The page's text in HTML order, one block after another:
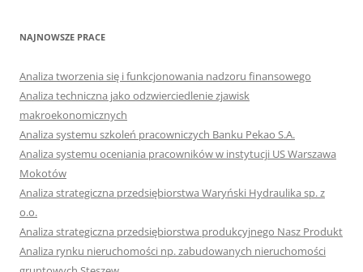
NAJNOWSZE PRACE
Analiza tworzenia się i funkcjonowania nadzoru finansowego
Analiza techniczna jako odzwierciedlenie zjawisk
makroekonomicznych
Analiza systemu szkoleń pracowniczych Banku Pekao S.A.
Analiza systemu oceniania pracowników w instytucji US Warszawa
Mokotów
Analiza strategiczna przedsiębiorstwa Waryński Hydraulika sp. z
o.o.
Analiza strategiczna przedsiębiorstwa produkcyjnego Nasz Produkt
Analiza rynku nieruchomości np. zabudowanych nieruchomości